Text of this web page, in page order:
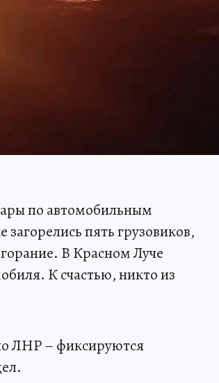
по автомобильным
пять грузовиков,
В Красном Луче
К счастью, никто из
ЛНР – фиксируются